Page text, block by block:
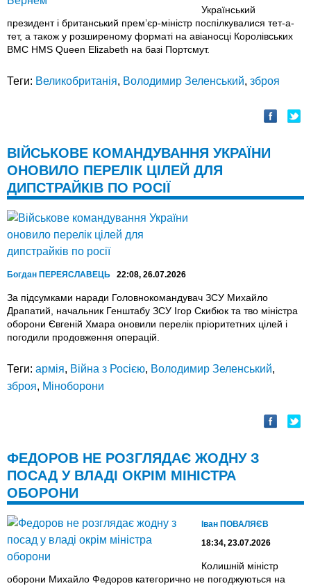
Український
президент і британський прем’єр-міністр поспілкувалися тет-а-
тет, а також у розширеному форматі на авіаносці Королівських
ВМС HMS Queen Elizabeth на базі Портсмут.
Теги: Великобританія, Володимир Зеленський, зброя
ВІЙСЬКОВЕ КОМАНДУВАННЯ УКРАЇНИ
ОНОВИЛО ПЕРЕЛІК ЦІЛЕЙ ДЛЯ
ДИПСТРАЙКІВ ПО РОСІЇ
Богдан ПЕРЕЯСЛАВЕЦЬ 22:08, 26.07.2026
За підсумками наради Головнокомандувач ЗСУ Михайло
Драпатий, начальник Генштабу ЗСУ Ігор Скибюк та тво міністра
оборони Євгеній Хмара оновили перелік пріоритетних цілей і
погодили продовження операцій.
Теги: армія, Війна з Росією, Володимир Зеленський,
зброя, Міноборони
ФЕДОРОВ НЕ РОЗГЛЯДАЄ ЖОДНУ З
ПОСАД У ВЛАДІ ОКРІМ МІНІСТРА
ОБОРОНИ
Іван ПОВАЛЯЄВ
18:34, 23.07.2026
Колишній міністр
оборони Михайло Федоров категорично не погоджуються на